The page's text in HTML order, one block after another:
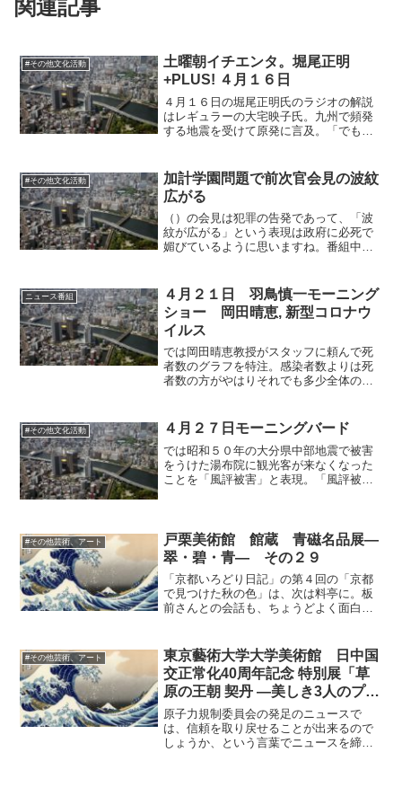
関連記事
#その他文化活動
土曜朝イチエンタ。堀尾正明
+PLUS! ４月１６日
４月１６日の堀尾正明氏のラジオの解説
はレギュラーの大宅映子氏。九州で頻発
する地震を受けて原発に言及。「でも原
まき散らします。原発が動いていない場
合のリスクは動いている時...
#その他文化活動
加計学園問題で前次官会見の波紋
広がる
（）の会見は犯罪の告発であって、「波
紋が広がる」という表現は政府に必死で
媚びているように思いますね。番組中の
ニュース番組
４月２１日 羽鳥慎一モーニング
ショー 岡田晴恵, 新型コロナウ
イルス
では岡田晴恵教授がスタッフに頼んで死
者数のグラフを特注。感染者数よりは死
者数の方がやはりそれでも多少全体の感
#その他文化活動 ４月２７日モーニングバード
では昭和５０年の大分県中部地震で被害
をうけた湯布院に観光客が来なくなった
ことを「風評被害」と表現。「風評被
が電通に発注した「食べて応...
#その他芸術、アート
戸栗美術館 館蔵 青磁名品展―
翠・碧・青― その２９
「京都いろどり日記」の第４回の「京都
で見つけた秋の色」は、次は料亭に。板
前さんとの会話も、ちょうどよく面白い
ど、そういうのがあるんですね。展覧会
では土鍋は出てこないんで...
#その他芸術、アート
東京藝術大学大学美術館 日中国
交正常化40周年記念 特別展「草
原の王朝 契丹 ―美しき3人のプリ
ンセス―」 その２
原子力規制委員会の発足のニュースで
は、信頼を取り戻せることが出来るので
しょうか、という言葉でニュースを締め